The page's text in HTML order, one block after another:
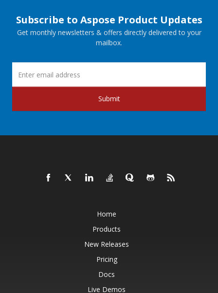
Subscribe to Aspose Product Updates
Get monthly newsletters & offers directly delivered to your
mailbox.
Submit
Home
Products
New Releases
Pricing
Docs
Live Demos